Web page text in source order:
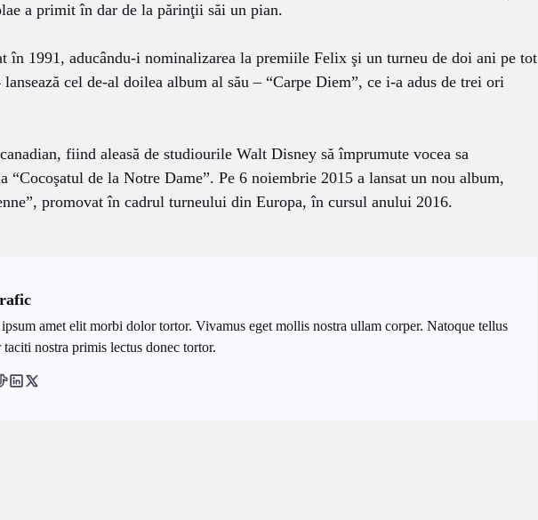
a primit în dar de la părinţii săi un pian.
în 1991, aducându-i nominalizarea la premiile Felix şi un turneu de doi ani pe tot
cel de-al doilea album al său – “Carpe Diem”, ce i-a adus de trei ori
fiind aleasă de studiourile Walt Disney să împrumute vocea sa
“Cocoşatul de la Notre Dame”. Pe 6 noiembrie 2015 a lansat un nou album,
promovat în cadrul turneului din Europa, în cursul anului 2016.
amet elit morbi dolor tortor. Vivamus eget mollis nostra ullam corper. Natoque tellus
taciti nostra primis lectus donec tortor.